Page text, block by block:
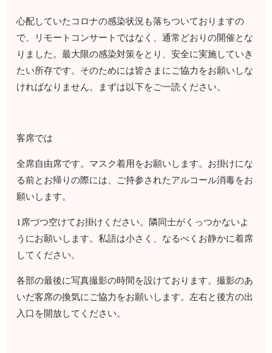
心配していたコロナの感染状況も落ちついておりますの
で、リモートコンサートではなく、通常どおりの開催とな
りました。最大限の感染対策をとり、安全に実施していき
たい所存です。そのためには皆さまにご協力をお願いしな
ければなりません。まずは以下をご一読ください。
客席では
全席自由席です。マスク着用をお願いします。お掛けにな
る前とお帰りの際には、ご持参されたアルコール消毒をお
願いします。
1席づつ空けてお掛けください。隣同士がくっつかないよ
うにお願いします。私語は小さく、なるべくお静かに着席
してください。
各部の最後に写真撮影の時間を設けております。撮影のあ
いだ客席の換気にご協力をお願いします。左右と後方の出
入口を開放してください。